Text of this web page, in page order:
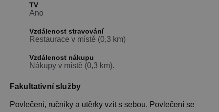
TV
Ano
Vzdálenost stravování
Restaurace v místě (0,3 km)
Vzdálenost nákupu
Nákupy v místě (0,3 km).
Fakultativní služby
Povlečení, ručníky a utěrky vzít s sebou. Povlečení se